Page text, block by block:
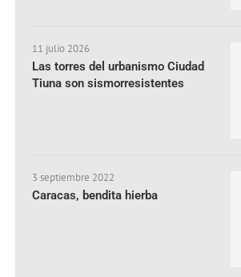
11 julio 2026
Las torres del urbanismo Ciudad
Tiuna son sismorresistentes
3 septiembre 2022
Caracas, bendita hierba